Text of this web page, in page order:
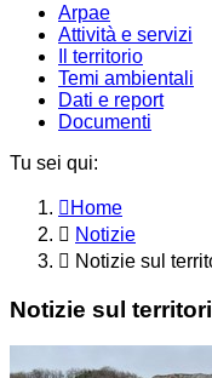
Arpae
Attività e servizi
Il territorio
Temi ambientali
Dati e report
Documenti
Tu sei qui:
Home
Notizie
Notizie sul
Notizie sul